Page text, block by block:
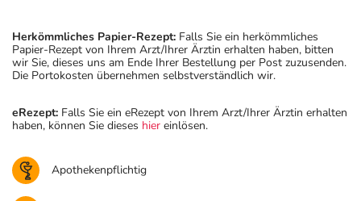
Herkömmliches Papier-Rezept: Falls Sie ein herkömmliches
Papier-Rezept von Ihrem Arzt/Ihrer Ärztin erhalten haben, bitten
wir Sie, dieses uns am Ende Ihrer Bestellung per Post zuzusenden.
Die Portokosten übernehmen selbstverständlich wir.
eRezept: Falls Sie ein eRezept von Ihrem Arzt/Ihrer Ärztin erhalten
haben, können Sie dieses hier einlösen.
Apothekenpflichtig